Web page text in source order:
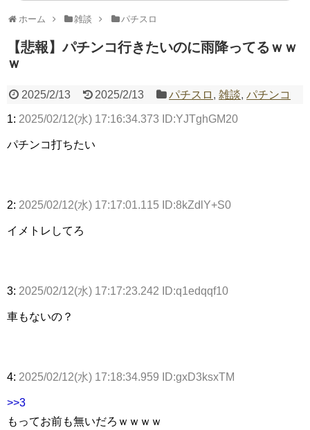
無職のパチンコカス(22)なんやが、ワイの人生どれくら
AngelBeats!とかいうクソアニメの思い出ｗｗｗ
Powered by livedoor 相互RSS
ホーム 雑談 パチスロ
【悲報】パチンコ行きたいのに雨降ってるｗｗ
ｗ
2025/2/13 2025/2/13 パチスロ ,雑談,パチンコ
1: 2025/02/12(水) 17:16:34.373 ID:YJTghGM20
パチンコ打ちたい
2: 2025/02/12(水) 17:17:01.115 ID:8kZdlY+S0
イメトレしてろ
3: 2025/02/12(水) 17:17:23.242 ID:q1edqqf10
車もないの？
4: 2025/02/12(水) 17:18:34.959 ID:gxD3ksxTM
>>3
もってお前も無いだろｗｗｗｗ